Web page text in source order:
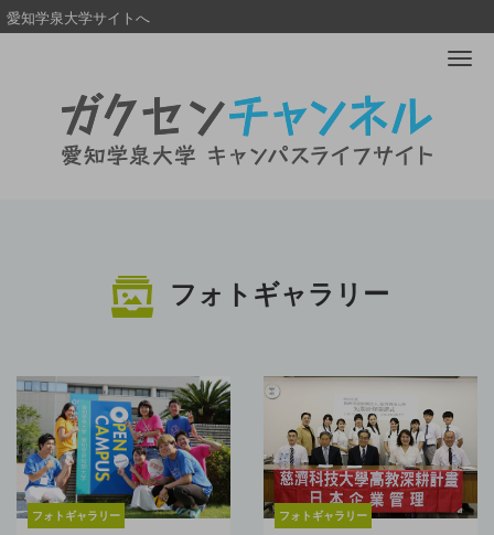
愛知学泉大学サイトへ
フォトギャラリー
フォトギャラリー フォトギャラリー